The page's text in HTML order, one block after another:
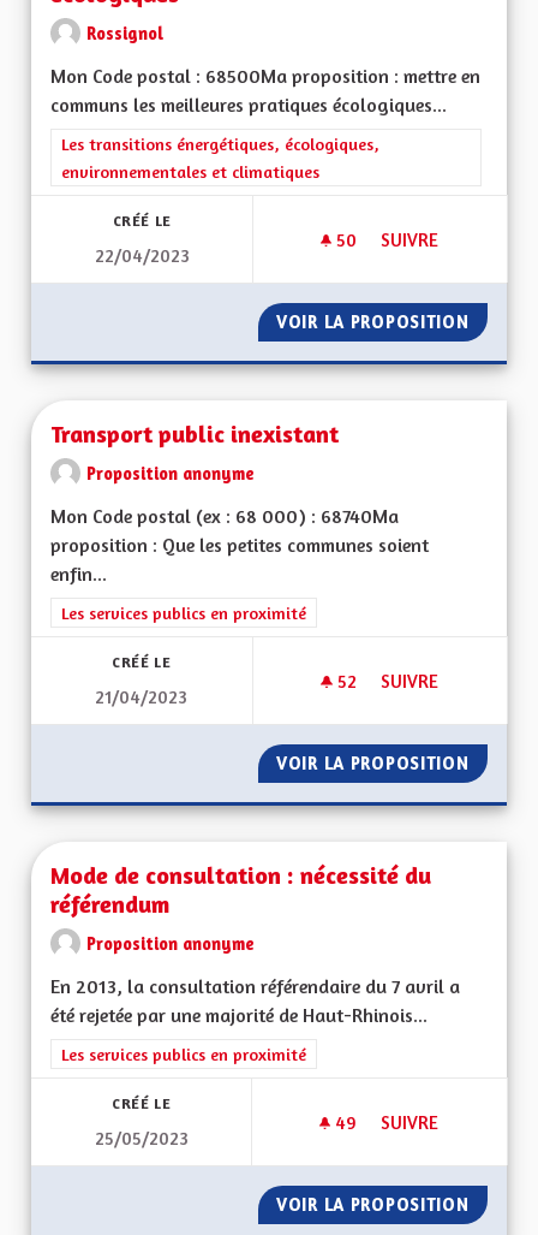
Rossignol
Mon Code postal : 68500Ma proposition : mettre en
communs les meilleures pratiques écologiques...
Filtrer les résultats de la catégorie : Les transitions
Les transitions énergétiques, écologiques,
environnementales et climatiques
CRÉÉ LE
22/04/2023
50 50 ABONNÉS
SUIVRE
VOIR LA PROPOSITION
Transport public inexistant
Proposition anonyme
Mon Code postal (ex : 68 000) : 68740Ma
proposition : Que les petites communes soient
enfin...
Filtrer les résultats de la catégorie : Les services publics en
Les services publics en proximité
CRÉÉ LE
21/04/2023
52 52 ABONNÉS
SUIVRE
VOIR LA PROPOSITION
Mode de consultation : nécessité du
référendum
Proposition anonyme
En 2013, la consultation référendaire du 7 avril a
été rejetée par une majorité de Haut-Rhinois...
Filtrer les résultats de la catégorie : Les services publics en
Les services publics en proximité
CRÉÉ LE
25/05/2023
49 49 ABONNÉS
SUIVRE
VOIR LA PROPOSITION MODE